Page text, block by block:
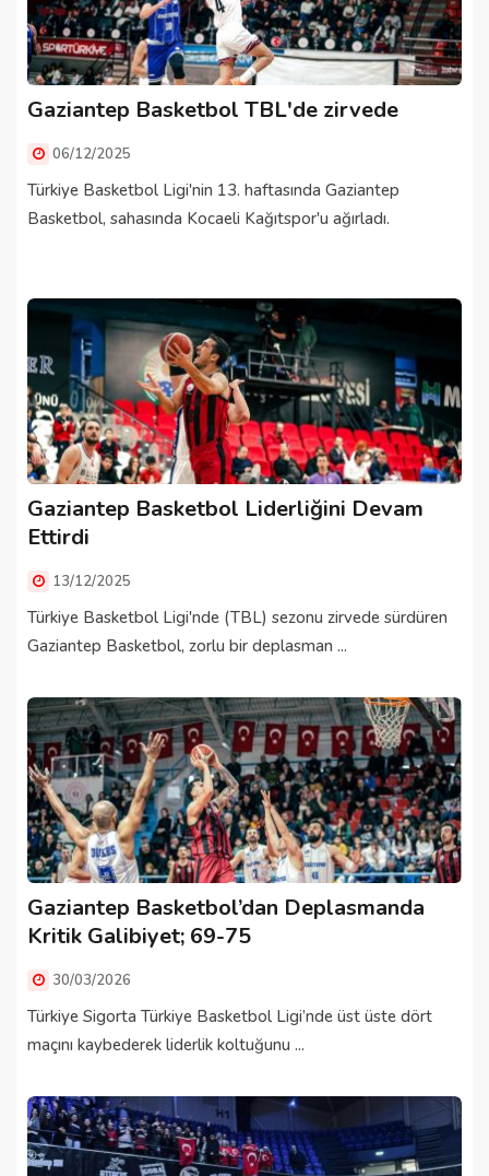
Gaziantep Basketbol TBL'de zirvede
06/12/2025
Türkiye Basketbol Ligi'nin 13. haftasında Gaziantep
Basketbol, sahasında Kocaeli Kağıtspor'u ağırladı.
Gaziantep Basketbol Liderliğini Devam
Ettirdi
13/12/2025
Türkiye Basketbol Ligi'nde (TBL) sezonu zirvede sürdüren
Gaziantep Basketbol, zorlu bir deplasman ...
Gaziantep Basketbol’dan Deplasmanda
Kritik Galibiyet; 69-75
30/03/2026
Türkiye Sigorta Türkiye Basketbol Ligi’nde üst üste dört
maçını kaybederek liderlik koltuğunu ...